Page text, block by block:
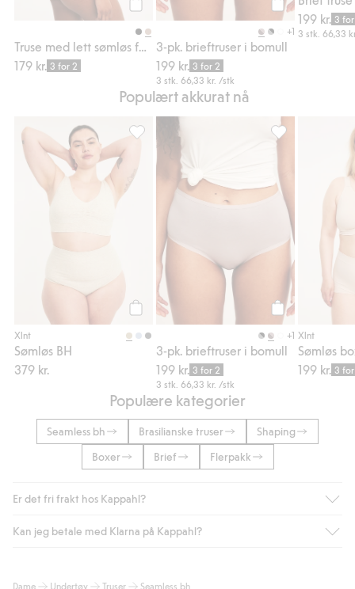
179 kr. 3 for 2
Legg til
+1
3-pk. brieftruser i bomull
199 kr. 3 for 2
3 stk.66,33 kr. /stk
199 kr. 3
3 stk.66,33
Populært akkurat nå
Xlnt
Sømløs BH
379 kr.
Sømløs BH, Legg til i favoriter
Legg til
+1
3-pk. brieftruser i bomull
199 kr. 3 for 2
3 stk.66,33 kr. /stk
3-pk.
Xlnt
Sømløs
199 kr. 3
Populære kategorier
Seamless bh Brasilianske truser
Shaping
Boxer
Brief Flerpakk
Er det fri frakt hos Kappahl?
Som medlem i Kappahl Club har du alltid gratis frakt til butikk,
Kan jeg betale med Klarna på Kappahl?
Dame Undertøy Truser Seamless bh